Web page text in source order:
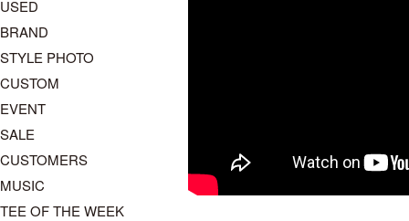
USED
BRAND
STYLE PHOTO
CUSTOM
EVENT
SALE
CUSTOMERS
MUSIC
TEE OF THE WEEK